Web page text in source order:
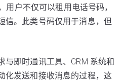
用户不仅可以租用电话号码，
信。此类号码仅用于消息，但
与即时通讯工具、CRM 系统和
化发送和接收消息的过程，这